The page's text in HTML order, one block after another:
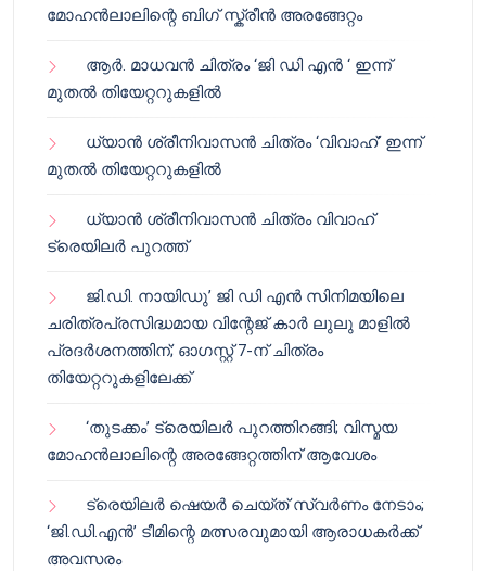
മോഹൻലാലിന്റെ ബിഗ് സ്ക്രീൻ അരങ്ങേറ്റം
ആർ. മാധവൻ ചിത്രം ‘ജി ഡി എൻ ‘ ഇന്ന്
മുതൽ തിയേറ്ററുകളിൽ
ധ്യാൻ ശ്രീനിവാസൻ ചിത്രം ‘വിവാഹ്’ ഇന്ന്
മുതൽ തിയേറ്ററുകളിൽ
ധ്യാൻ ശ്രീനിവാസൻ ചിത്രം വിവാഹ്
ട്രെയിലർ പുറത്ത്
ജി.ഡി. നായിഡു’ ജി ഡി എൻ സിനിമയിലെ
ചരിത്രപ്രസിദ്ധമായ വിന്റേജ് കാർ ലുലു മാളിൽ
പ്രദർശനത്തിന്; ഓഗസ്റ്റ് 7-ന് ചിത്രം
തിയേറ്ററുകളിലേക്ക്
‘തുടക്കം’ ട്രെയിലർ പുറത്തിറങ്ങി; വിസ്മയ
മോഹൻലാലിന്റെ അരങ്ങേറ്റത്തിന് ആവേശം
ട്രെയിലർ ഷെയർ ചെയ്‌ത് സ്വർണം നേടാം;
‘ജി.ഡി.എൻ’ ടീമിന്റെ മത്സരവുമായി ആരാധകർക്ക്
അവസരം